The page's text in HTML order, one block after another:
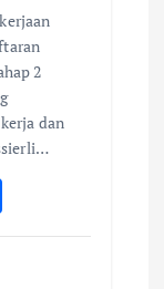
2
dan
S
h